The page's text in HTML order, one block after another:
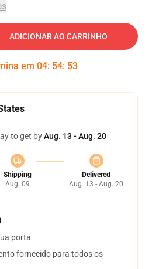
ADICIONAR AO CARRINHO
em 04: 54: 53
to get byAug. 13 - Aug. 20
Shipping
Aug. 09
Delivered
Aug. 13 - Aug. 20
porta
fornecido para todos os